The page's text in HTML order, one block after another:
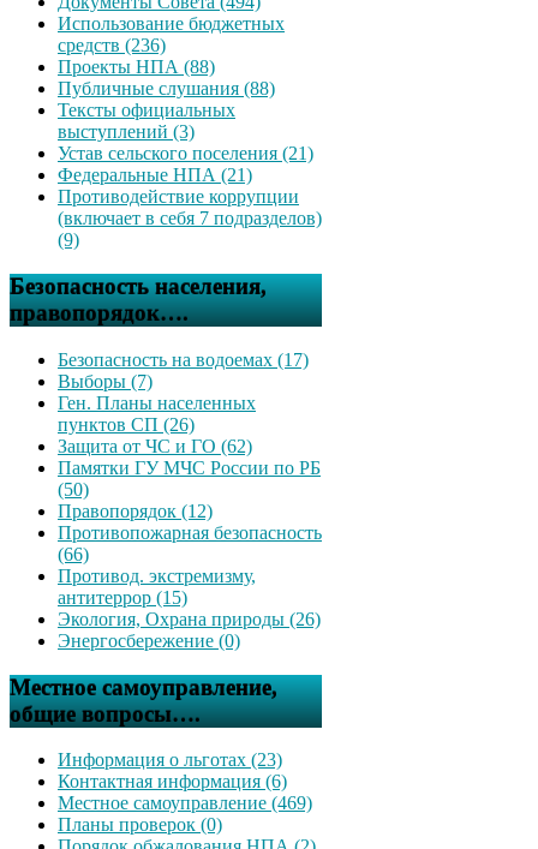
Использование бюджетных
средств (236)
Проекты НПА (88)
Публичные слушания (88)
Тексты официальных
выступлений (3)
Устав сельского поселения (21)
Федеральные НПА (21)
Противодействие коррупции
(включает в себя 7 подразделов)
(9)
Безопасность населения,
правопорядок….
Безопасность на водоемах (17)
Выборы (7)
Ген. Планы населенных
пунктов СП (26)
Защита от ЧС и ГО (62)
Памятки ГУ МЧС России по РБ
(50)
Правопорядок (12)
Противопожарная безопасность
(66)
Противод. экстремизму,
антитеррор (15)
Экология, Охрана природы (26)
Энергосбережение (0)
Местное самоуправление,
общие вопросы….
Информация о льготах (23)
Контактная информация (6)
Местное самоуправление (469)
Планы проверок (0)